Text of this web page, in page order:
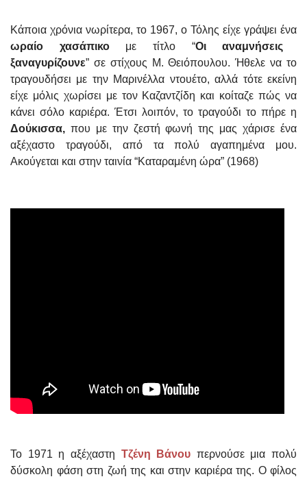
Κάποια χρόνια νωρίτερα, το 1967, ο Τόλης είχε γράψει ένα
ωραίο χασάπικομε τίτλο “Οι αναμνήσεις
ξαναγυρίζουνε” σε στίχους Μ. Θειόπουλου. Ήθελε να το
τραγουδήσει με την Μαρινέλλα ντουέτο, αλλά τότε εκείνη
είχε μόλις χωρίσει με τον Καζαντζίδη και κοίταζε πώς να
κάνει σόλο καριέρα. Έτσι λοιπόν, το τραγούδι το πήρε η
Δούκισσα, που με την ζεστή φωνή της μας χάρισε ένα
αξέχαστο τραγούδι, από τα πολύ αγαπημένα μου.
Ακούγεται και στην ταινία “Καταραμένη ώρα” (1968)
Το 1971 η αξέχαστη Τζένη Βάνου περνούσε μια πολύ
δύσκολη φάση στη ζωή της και στην καριέρα της. Ο φίλος